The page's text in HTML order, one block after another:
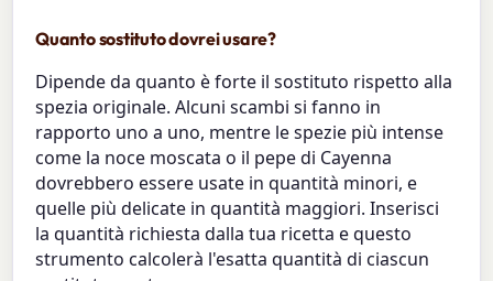
Quanto sostituto dovrei usare?
Dipende da quanto è forte il sostituto rispetto alla
spezia originale. Alcuni scambi si fanno in
rapporto uno a uno, mentre le spezie più intense
come la noce moscata o il pepe di Cayenna
dovrebbero essere usate in quantità minori, e
quelle più delicate in quantità maggiori. Inserisci
la quantità richiesta dalla tua ricetta e questo
strumento calcolerà l'esatta quantità di ciascun